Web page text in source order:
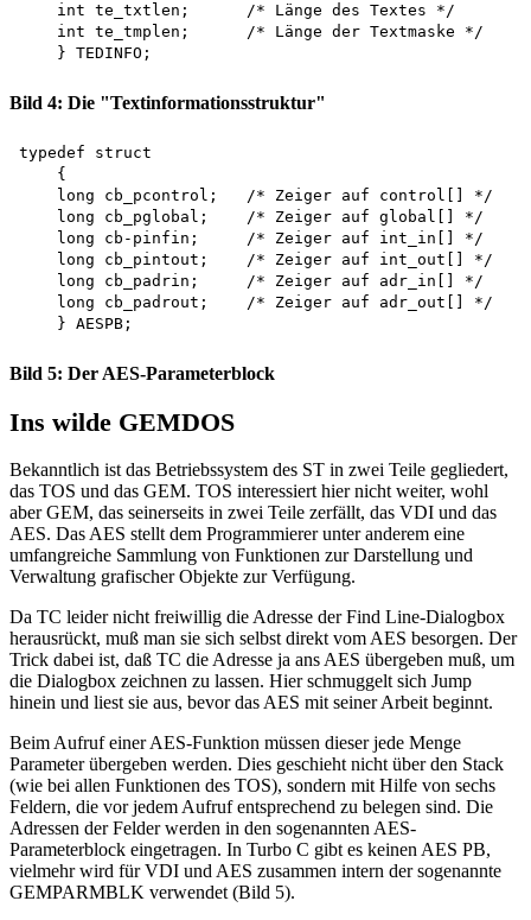
    int te_txtlen;      /* Länge des Textes */
    int te_tmplen;      /* Länge der Textmaske */
Bild 4: Die "Textinformationsstruktur"
typedef struct
    {
    long cb_pcontrol;   /* Zeiger auf control[] */
    long cb_pglobal;    /* Zeiger auf global[] */
    long cb-pinfin;     /* Zeiger auf int_in[] */
    long cb_pintout;    /* Zeiger auf int_out[] */
    long cb_padrin;     /* Zeiger auf adr_in[] */
    long cb_padrout;    /* Zeiger auf adr_out[] */
Bild 5: Der AES-Parameterblock
Ins wilde GEMDOS
Bekanntlich ist das Betriebssystem des ST in zwei Teile gegliedert,
das TOS und das GEM. TOS interessiert hier nicht weiter, wohl
aber GEM, das seinerseits in zwei Teile zerfällt, das VDI und das
AES. Das AES stellt dem Programmierer unter anderem eine
umfangreiche Sammlung von Funktionen zur Darstellung und
Verwaltung grafischer Objekte zur Verfügung.
Da TC leider nicht freiwillig die Adresse der Find Line-Dialogbox
herausrückt, muß man sie sich selbst direkt vom AES besorgen. Der
Trick dabei ist, daß TC die Adresse ja ans AES übergeben muß, um
die Dialogbox zeichnen zu lassen. Hier schmuggelt sich Jump
hinein und liest sie aus, bevor das AES mit seiner Arbeit beginnt.
Beim Aufruf einer AES-Funktion müssen dieser jede Menge
Parameter übergeben werden. Dies geschieht nicht über den Stack
(wie bei allen Funktionen des TOS), sondern mit Hilfe von sechs
Feldern, die vor jedem Aufruf entsprechend zu belegen sind. Die
Adressen der Felder werden in den sogenannten AES-
Parameterblock eingetragen. In Turbo C gibt es keinen AES PB,
vielmehr wird für VDI und AES zusammen intern der sogenannte
GEMPARMBLK verwendet (Bild 5).